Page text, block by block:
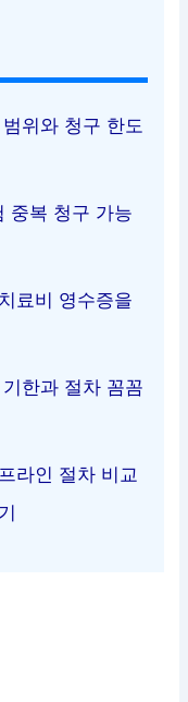
위와 청구 한도
중복 청구 가능
료비 영수증을
한과 절차 꼼꼼
라인 절차 비교